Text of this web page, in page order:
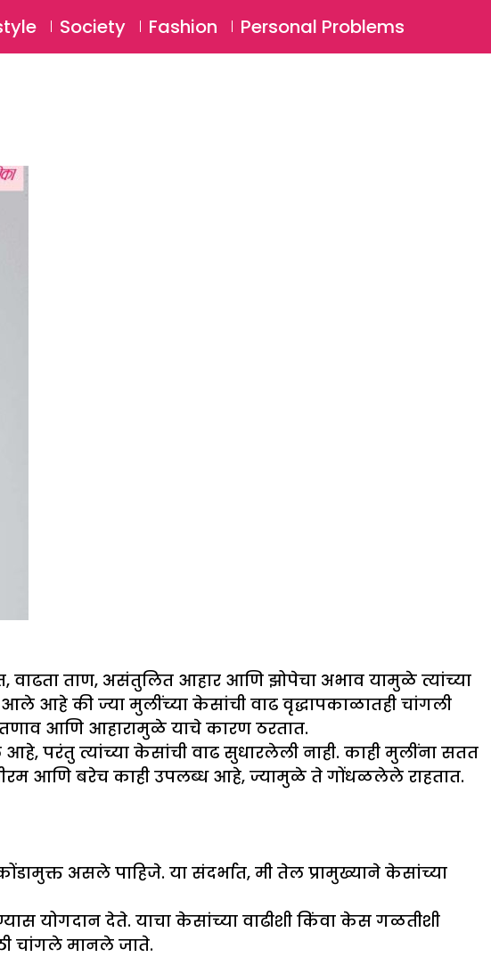
SUBSCRIBE Login ⚲
Society Fashion Personal Problems
ताण, असंतुलित आहार आणि झोपेचा अभाव यामुळे त्यांच्या
आहे की ज्या मुलींच्या केसांची वाढ वृद्धापकाळातही चांगली
आणि आहारामुळे याचे कारण ठरतात.
परंतु त्यांच्या केसांची वाढ सुधारलेली नाही. काही मुलींना सतत
आणि बरेच काही उपलब्ध आहे, ज्यामुळे ते गोंधळलेले राहतात.
असले पाहिजे. या संदर्भात, मी तेल प्रामुख्याने केसांच्या
योगदान देते. याचा केसांच्या वाढीशी किंवा केस गळतीशी
चांगले मानले जाते.